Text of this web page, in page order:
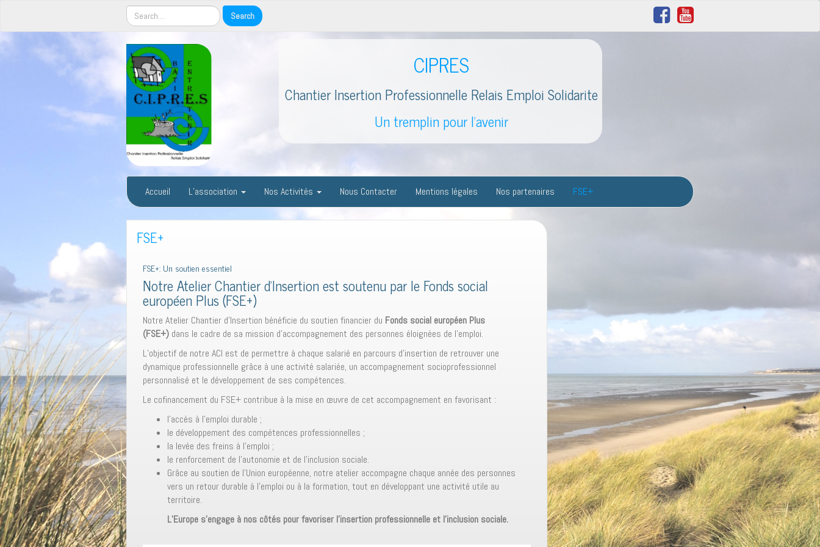
CIPRES
Chantier Insertion Professionnelle Relais Emploi Solidarite
Un tremplin pour l'avenir
Accueil L’association Nos Activités Nous Contacter Mentions légales Nos partenaires FSE+
FSE+
FSE+: Un soutien essentiel
Notre Atelier Chantier d’Insertion est soutenu par le Fonds social
européen Plus (FSE+)
Notre Atelier Chantier d’Insertion bénéficie du soutien financier du Fonds social européen Plus
(FSE+) dans le cadre de sa mission d’accompagnement des personnes éloignées de l’emploi.
L’objectif de notre ACI est de permettre à chaque salarié en parcours d’insertion de retrouver une
dynamique professionnelle grâce à une activité salariée, un accompagnement socioprofessionnel
personnalisé et le développement de ses compétences.
Le cofinancement du FSE+ contribue à la mise en œuvre de cet accompagnement en favorisant :
l’accès à l’emploi durable ;
le développement des compétences professionnelles ;
la levée des freins à l’emploi ;
le renforcement de l’autonomie et de l’inclusion sociale.
Grâce au soutien de l’Union européenne, notre atelier accompagne chaque année des personnes
vers un retour durable à l’emploi ou à la formation, tout en développant une activité utile au
territoire.
L’Europe s’engage à nos côtés pour favoriser l’insertion professionnelle et l’inclusion sociale.